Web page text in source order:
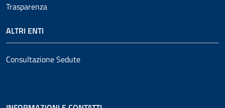
Trasparenza
ALTRI ENTI
Consultazione Sedute